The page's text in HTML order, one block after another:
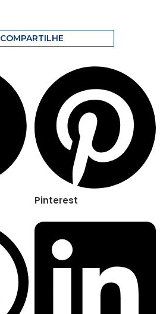
COMPARTILHE
Pinterest